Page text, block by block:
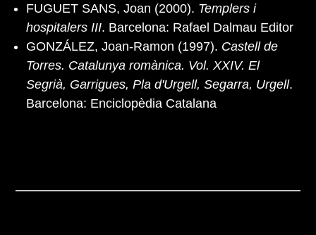
FUGUET SANS, Joan (2000). Templers i
hospitalers III. Barcelona: Rafael Dalmau Editor
GONZÁLEZ, Joan-Ramon (1997). Castell de
Torres. Catalunya romànica. Vol. XXIV. El
Segrià, Garrigues, Pla d'Urgell, Segarra, Urgell.
Barcelona: Enciclopèdia Catalana